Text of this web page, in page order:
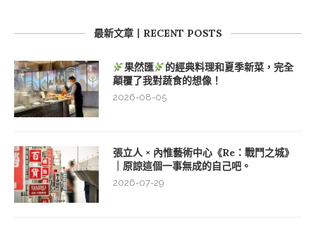
最新文章丨RECENT POSTS
果然匯
的經典料理和夏季新菜，完全
顛覆了我對蔬食的想像！
2026-08-05
張立人 × 內惟藝術中心《Re：戰鬥之城》
｜原諒這個一事無成的自己吧。
2026-07-29